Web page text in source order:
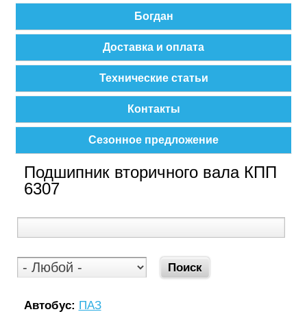
Богдан
Доставка и оплата
Технические статьи
Контакты
Сезонное предложение
Подшипник вторичного вала КПП
6307
Автобус: ПАЗ